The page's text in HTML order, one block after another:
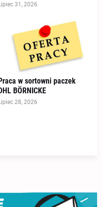
31, 2026
w sortowni paczek
BÖRNICKE
28, 2026